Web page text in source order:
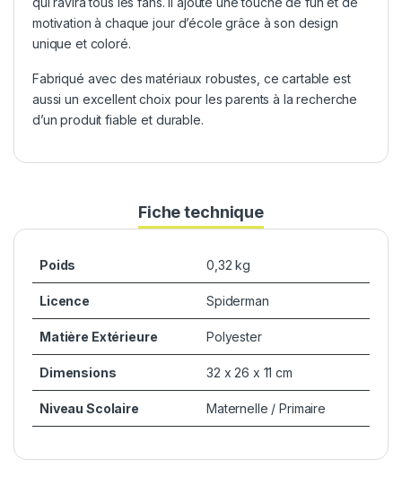
motivation à chaque jour d’école grâce à son design
unique et coloré.
Fabriqué avec des matériaux robustes, ce cartable est
aussi un excellent choix pour les parents à la recherche
d’un produit fiable et durable.
Fiche technique
Poids 0,32 kg
Licence Spiderman
Matière Extérieure Polyester
Dimensions 32 x 26 x 11 cm
Niveau Scolaire Maternelle / Primaire